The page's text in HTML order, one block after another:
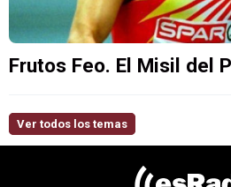
Frutos Feo. El Misil del
Ver todos los temas